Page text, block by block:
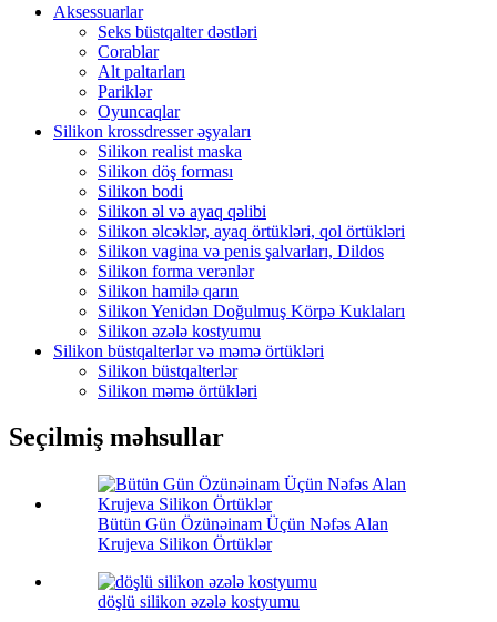
Aksessuarlar
Seks büstqalter dəstləri
Corablar
Alt paltarları
Pariklər
Oyuncaqlar
Silikon krossdresser əşyaları
Silikon realist maska
Silikon döş forması
Silikon bodi
Silikon əl və ayaq qəlibi
Silikon əlcəklər, ayaq örtükləri, qol örtükləri
Silikon vagina və penis şalvarları, Dildos
Silikon forma verənlər
Silikon hamilə qarın
Silikon Yenidən Doğulmuş Körpə Kuklaları
Silikon əzələ kostyumu
Silikon büstqalterlər və məmə örtükləri
Silikon büstqalterlər
Silikon məmə örtükləri
Seçilmiş məhsullar
Bütün Gün Özünəinam Üçün Nəfəs Alan
Krujeva Silikon Örtüklər
döşlü silikon əzələ kostyumu